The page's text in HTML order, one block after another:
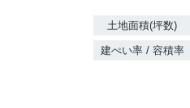
土地面積(坪数)
建ぺい率 / 容積率